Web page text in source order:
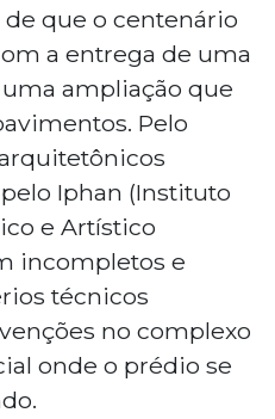
que o centenário
a entrega de uma
ampliação que
Pelo
Iphan (Instituto
e Artístico
incompletos e
técnicos
no complexo
onde o prédio se